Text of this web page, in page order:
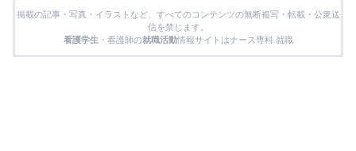
掲載の記事・写真・イラストなど、すべてのコンテンツの無断複写・転載・公衆送
信を禁じます。
看護学生 ・看護師の就職活動情報サイトはナース専科 就職